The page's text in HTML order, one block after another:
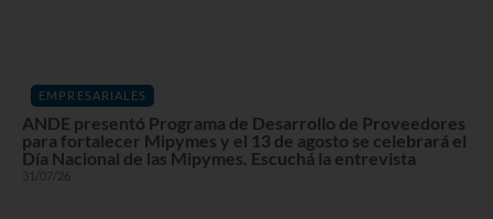
EMPRESARIALES
ANDE presentó Programa de Desarrollo de Proveedores
para fortalecer Mipymes y el 13 de agosto se celebrará el
Día Nacional de las Mipymes. Escuchá la entrevista
31/07/26